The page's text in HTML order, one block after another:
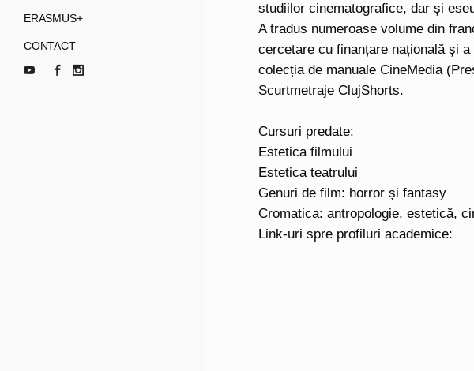
ERASMUS+
CONTACT
studiilor cinematografice, dar și
A tradus numeroase volume din
cercetare cu finanțare națională și
colecția de manuale CineMedia
Scurtmetraje ClujShorts.
Cursuri predate:
Estetica filmului
Estetica teatrului
Genuri de film: horror și fantasy
Cromatica: antropologie, estetică,
Link-uri spre profiluri academice: